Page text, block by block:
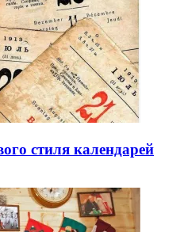
стиля календарей